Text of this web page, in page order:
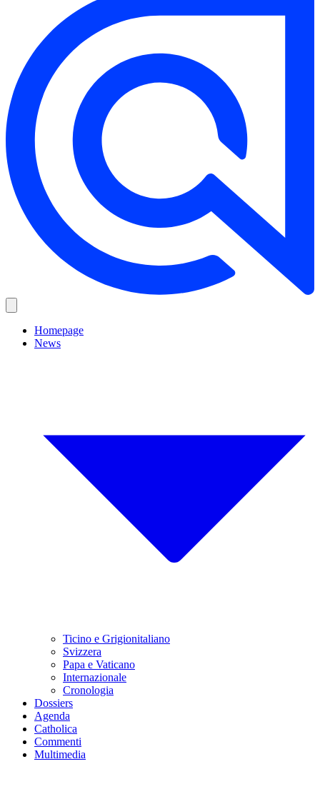
Homepage
News
Ticino e Grigionitaliano
Svizzera
Papa e Vaticano
Internazionale
Cronologia
Dossiers
Agenda
Catholica
Commenti
Multimedia